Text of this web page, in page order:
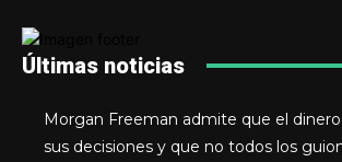
Últimas noticias
Morgan Freeman admite que el
sus decisiones y que no todos los